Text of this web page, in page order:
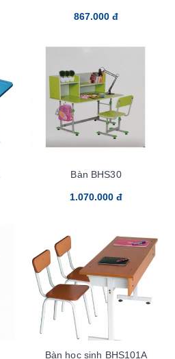
867.000 đ
Bàn BHS30
1.070.000 đ
Bàn học sinh BHS101A